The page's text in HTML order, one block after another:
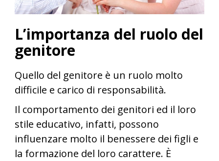
L’importanza del ruolo del
genitore
Quello del genitore è un ruolo molto
difficile e carico di responsabilità.
Il comportamento dei genitori ed il loro
stile educativo, infatti, possono
influenzare molto il benessere dei figli e
la formazione del loro carattere. È